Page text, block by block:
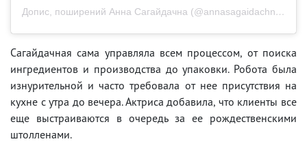
Допис, поширений Анна Сагайдачна (@annasagaidachnaya)
Сагайдачная сама управляла всем процессом, от поиска
ингредиентов и производства до упаковки. Робота была
изнурительной и часто требовала от нее присутствия на
кухне с утра до вечера. Актриса добавила, что клиенты все
еще выстраиваются в очередь за ее рождественскими
штолленами.